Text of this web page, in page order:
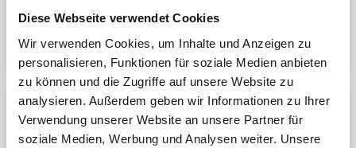
Diese Webseite verwendet Cookies
Wir verwenden Cookies, um Inhalte und Anzeigen zu
personalisieren, Funktionen für soziale Medien anbieten
zu können und die Zugriffe auf unsere Website zu
analysieren. Außerdem geben wir Informationen zu Ihrer
Verwendung unserer Website an unsere Partner für
soziale Medien, Werbung und Analysen weiter. Unsere
DIRTMAG®, Pot de décantation avec
aimants.
DIRTMAG®, Pot de décantation avec
vannes d'arrêt et aimant.